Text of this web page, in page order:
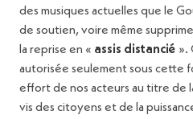
des musiques actuelles que le
de soutien, voire même
la reprise en « assis distancié ».
autorisée seulement sous cette
effort de nos acteurs au titre de
vis des citoyens et de la